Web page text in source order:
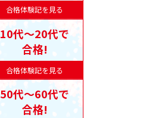
合格体験記を見る
合格体験記を見る
10代〜20代で
合格!
50代〜60代で
合格!